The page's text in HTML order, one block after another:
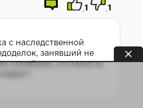
1 1
с наследственной
занявший не
погибших, отсталость